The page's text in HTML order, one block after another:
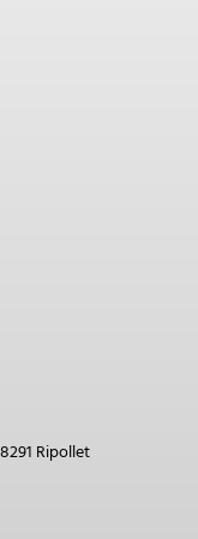
Ripollet